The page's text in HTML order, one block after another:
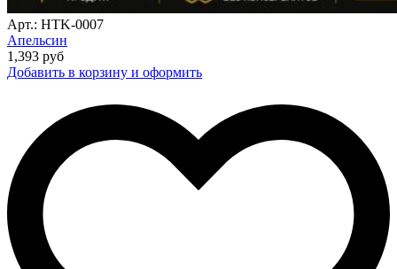
Арт.: HTK-0007
Апельсин
1,393 руб
Добавить в корзину и оформить